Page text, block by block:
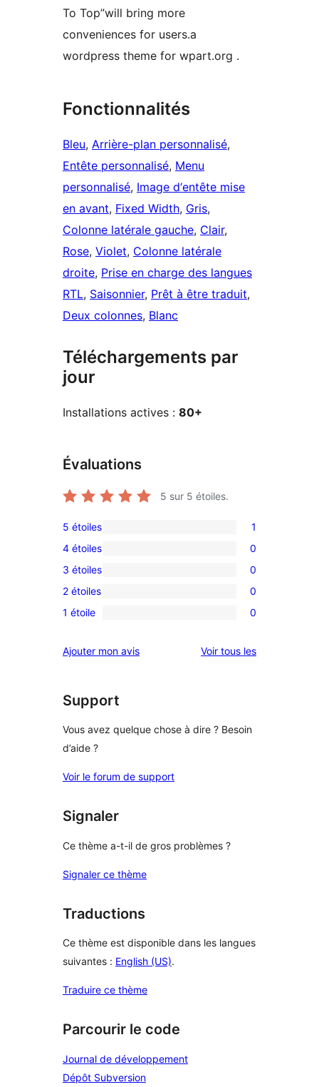
To Top”will bring more
conveniences for users.a
wordpress theme for wpart.org .
Fonctionnalités
Bleu, Arrière-plan personnalisé
Entête personnalisé, Menu
personnalisé, Image d‘entête mise
en avant, Fixed Width, Gris
Colonne latérale gauche, Clair
Rose, Violet, Colonne latérale
droite, Prise en charge des langues
RTL, Saisonnier, Prêt à être traduit
Deux colonnes, Blanc
Téléchargements par
jour
Installations actives : 80+
Évaluations
5 sur 5 étoiles.
1
avis
à
5
étoile
5 étoiles 1
0
avis
à
4
4 étoiles 0
0
avis
à
étoile
3 étoiles 0
0
avis
2
2 étoiles 0
0
à
étoile
1 étoile 0
Ajouter mon avis Voir tous lesavis
Support
Vous avez quelque chose à dire ? Besoin
d’aide ?
Voir le forum de support
Signaler
Ce thème a-t-il de gros problèmes ?
Signaler ce thème
Traductions
Ce thème est disponible dans les langues
suivantes : English (US).
Traduire ce thème
Parcourir le code
Journal de développement
Dépôt Subversion